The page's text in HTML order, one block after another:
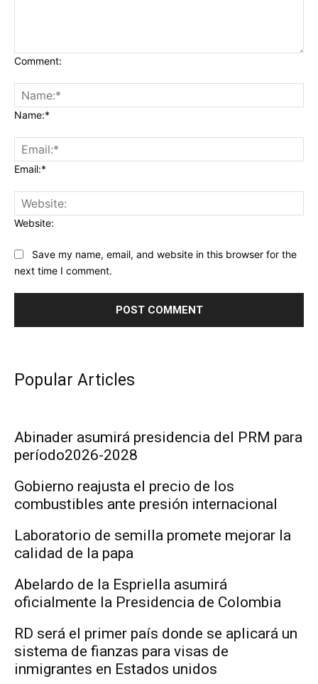
Comment:
Name:*
Email:*
Website:
Save my name, email, and website in this browser for the
next time I comment.
Popular Articles
Abinader asumirá presidencia del PRM para
período2026-2028
Gobierno reajusta el precio de los
combustibles ante presión internacional
Laboratorio de semilla promete mejorar la
calidad de la papa
Abelardo de la Espriella asumirá
oficialmente la Presidencia de Colombia
RD será el primer país donde se aplicará un
sistema de fianzas para visas de
inmigrantes en Estados unidos